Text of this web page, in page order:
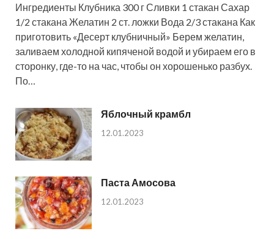
Ингредиенты Клубника 300 г Сливки 1 стакан Сахар
1/2 стакана Желатин 2 ст. ложки Вода 2/3 стакана Как
приготовить «Десерт клубничный» Берем желатин,
заливаем холодной кипяченой водой и убираем его в
сторонку, где-то на час, чтобы он хорошенько разбух.
По…
Яблочный крамбл
12.01.2023
Паста Амосова
12.01.2023